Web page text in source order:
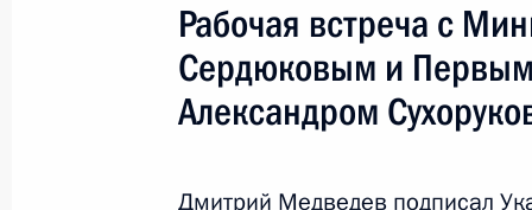
Лента событий
Рабочая встреча с
Сердюковым и
Александром
Дмитрий Медведев подписал